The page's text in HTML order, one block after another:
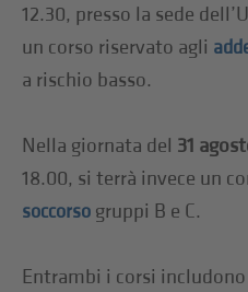
12.30, presso la sede
un corso riservato agli
a rischio basso.
Nella giornata del 31
18.00, si terrà invece un
soccorso gruppi B e C.
Entrambi i corsi